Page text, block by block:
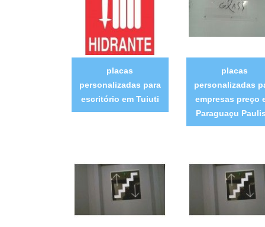
placas
personalizadas para
escritório em Tuiuti
placas
personalizadas
empresas preço
Paraguaçu